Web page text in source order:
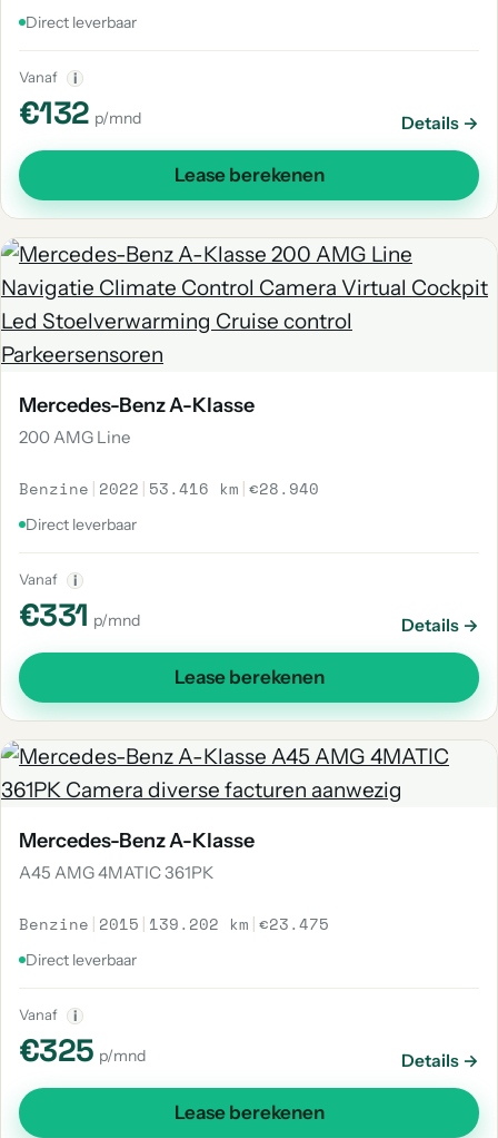
Direct leverbaar
Vanaf i
€132 p/mnd Details →
Lease berekenen
Mercedes-Benz A-Klasse
200 AMG Line
Benzine | 2022 | 53.416 km |€28.940
Direct leverbaar
Vanaf i
€331 p/mnd Details →
Lease berekenen
Mercedes-Benz A-Klasse
A45 AMG 4MATIC 361PK
Benzine | 2015 | 139.202 km |€23.475
Direct leverbaar
Vanaf i
€325 p/mnd Details →
Lease berekenen